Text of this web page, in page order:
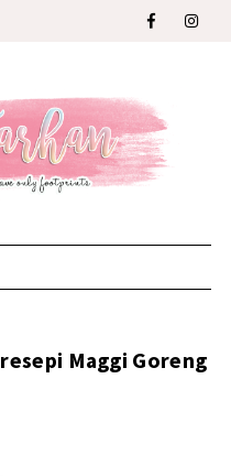
resepi Maggi Goreng